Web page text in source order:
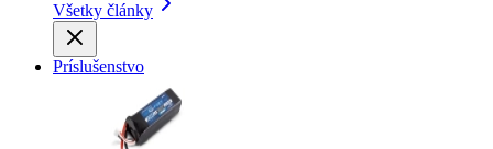
Všetky články
Príslušenstvo